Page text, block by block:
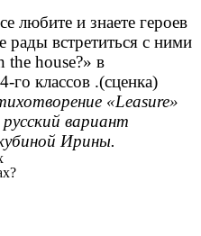
любите и знаете героев
рады встретиться с ними
the house?» в
го классов .(сценка)
«Leasure»
вариант
Ирины.